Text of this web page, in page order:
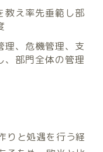
教え率先垂範し部
理、危機管理、支
、部門全体の管理
りと処遇を行う経